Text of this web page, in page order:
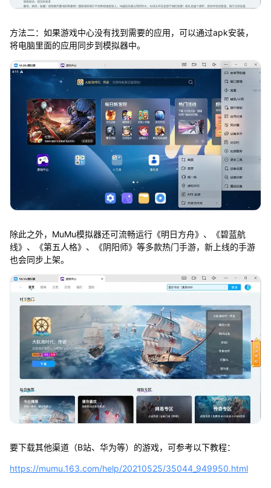
方法二：如果游戏中心没有找到需要的应用，可以通过apk安装，
将电脑里面的应用同步到模拟器中。
除此之外，MuMu模拟器还可流畅运行《明日方舟》、《碧蓝航
线》、《第五人格》、《阴阳师》等多款热门手游，新上线的手游
也会同步上架。
要下载其他渠道（B站、华为等）的游戏，可参考以下教程：
https://mumu.163.com/help/20210525/35044_949950.html